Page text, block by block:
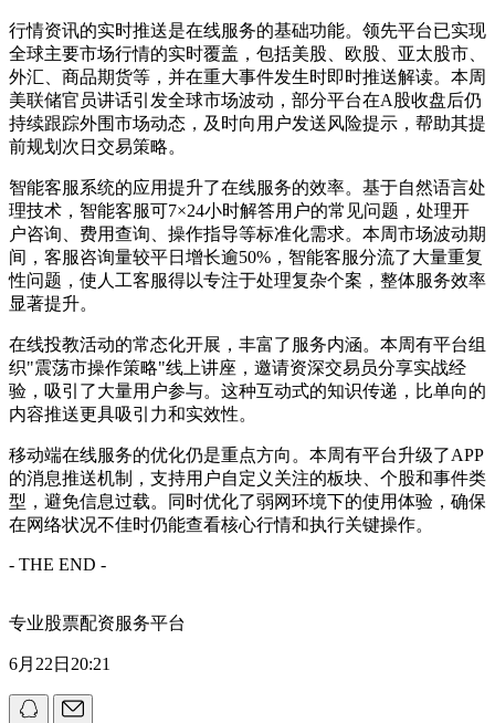
行情资讯的实时推送是在线服务的基础功能。领先平台已实现
全球主要市场行情的实时覆盖，包括美股、欧股、亚太股市、
外汇、商品期货等，并在重大事件发生时即时推送解读。本周
美联储官员讲话引发全球市场波动，部分平台在A股收盘后仍
持续跟踪外围市场动态，及时向用户发送风险提示，帮助其提
前规划次日交易策略。
智能客服系统的应用提升了在线服务的效率。基于自然语言处
理技术，智能客服可7×24小时解答用户的常见问题，处理开
户咨询、费用查询、操作指导等标准化需求。本周市场波动期
间，客服咨询量较平日增长逾50%，智能客服分流了大量重复
性问题，使人工客服得以专注于处理复杂个案，整体服务效率
显著提升。
在线投教活动的常态化开展，丰富了服务内涵。本周有平台组
织"震荡市操作策略"线上讲座，邀请资深交易员分享实战经
验，吸引了大量用户参与。这种互动式的知识传递，比单向的
内容推送更具吸引力和实效性。
移动端在线服务的优化仍是重点方向。本周有平台升级了APP
的消息推送机制，支持用户自定义关注的板块、个股和事件类
型，避免信息过载。同时优化了弱网环境下的使用体验，确保
在网络状况不佳时仍能查看核心行情和执行关键操作。
- THE END -
专业股票配资服务平台
6月22日20:21